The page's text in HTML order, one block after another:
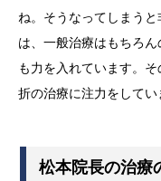
ね。そうなってしまう
は、一般治療はもちろ
も力を入れています。
折の治療に注力をしてい
松本院長の治療